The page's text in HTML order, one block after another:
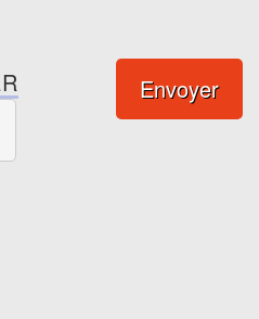
Envoyer